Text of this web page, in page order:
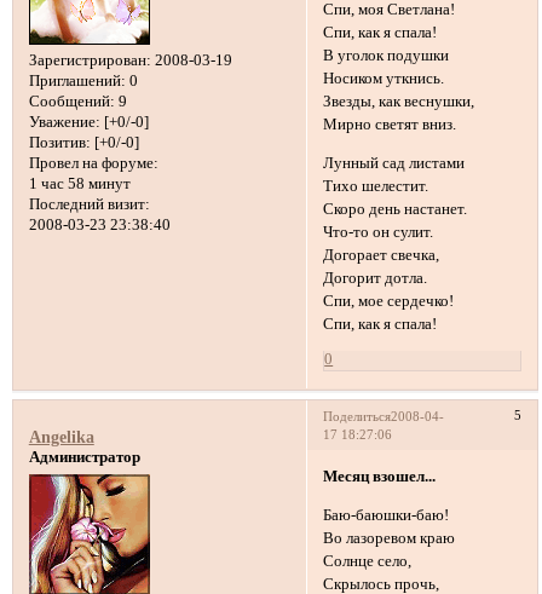
Зарегистрирован: 2008-03-19
Приглашений: 0
Сообщений: 9
Уважение: [+0/-0]
Позитив: [+0/-0]
Провел на форуме:
1 час 58 минут
Последний визит:
2008-03-23 23:38:40
Спи, моя Светлана!
Спи, как я спала!
В уголок подушки
Носиком уткнись.
Звезды, как веснушки,
Мирно светят вниз.
Лунный сад листами
Тихо шелестит.
Скоро день настанет.
Что-то он сулит.
Догорает свечка,
Догорит дотла.
Спи, мое сердечко!
Спи, как я спала!
0
Поделиться 5
2008-04-
17 18:27:06
Angelika
Администратор
Месяц взошел...
Баю-баюшки-баю!
Во лазоревом краю
Солнце село,
Скрылось прочь,